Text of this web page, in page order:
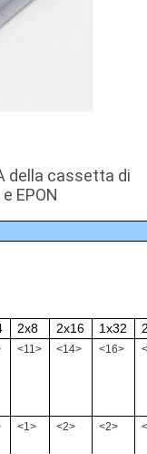
della cassetta di
EPON
2x8 2x16 1x32
<11> <14> <16>
<1> <2> <2>